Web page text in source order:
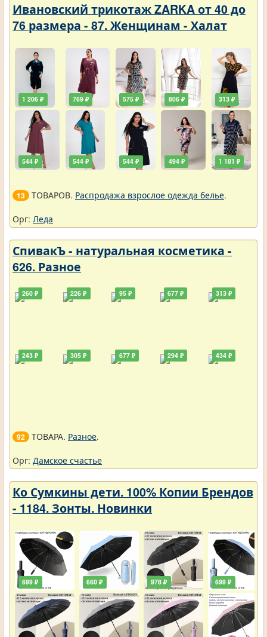
Ивановский трикотаж ZARKA от 40 до
76 размера - 87. Женщинам - Халат
1 206 ₽
544 ₽
769 ₽
544 ₽
575 ₽
544 ₽
806 ₽
494 ₽
313 ₽
1 181 ₽
13 ТОВАРОВ. Распродажа взрослое одежда белье.
Орг: Леда
СпивакЪ - натуральная косметика -
626. Разное
260 ₽
243 ₽
226 ₽
305 ₽
95 ₽
677 ₽
677 ₽
294 ₽
313 ₽
434 ₽
92 ТОВАРА. Разное.
Орг: Дамское счастье
Ко Сумкины дети. 100% Копии Брендов
- 1184. Зонты. Новинки
699 ₽ 660 ₽ 978 ₽ 699 ₽